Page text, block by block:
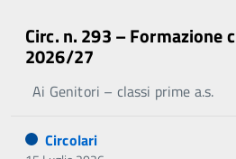
Circ. n. 293 – Formazione
2026/27
Ai Genitori – classi prime a.s.
Circolari